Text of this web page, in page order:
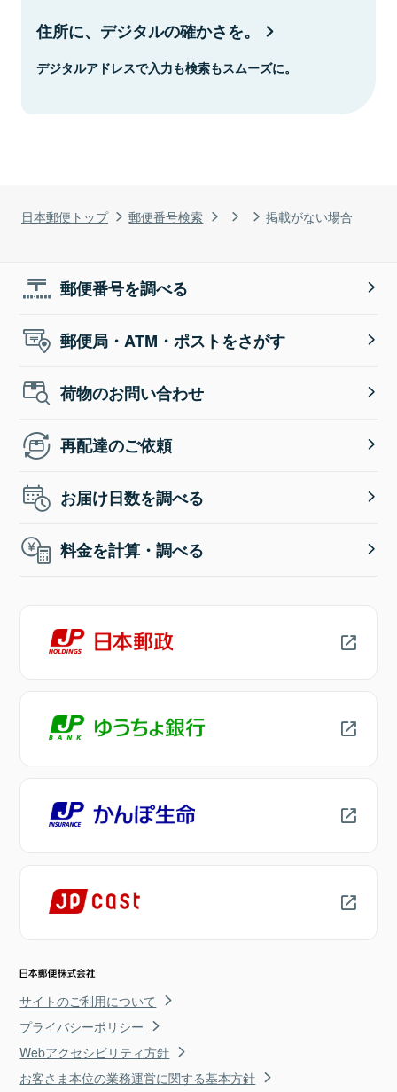
日本郵便トップ 郵便番号検索 掲載がない場合
住所に、デジタルの確かさを。
デジタルアドレスで入力も検索もスムーズに。
郵便番号を調べる
郵便局・ATM・ポストをさがす
荷物のお問い合わせ
再配達のご依頼
お届け日数を調べる
料金を計算・調べる
サイトのご利用について
プライバシーポリシー
Webアクセシビリティ方針
お客さま本位の業務運営に関する基本方針